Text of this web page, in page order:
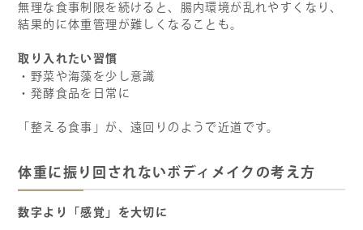
無理な食事制限を続けると、腸内環境が乱れやすくなり、
結果的に体重管理が難しくなることも。
取り入れたい習慣
・野菜や海藻を少し意識
・発酵食品を日常に
「整える食事」が、遠回りのようで近道です。
体重に振り回されないボディメイクの考え方
数字より「感覚」を大切に